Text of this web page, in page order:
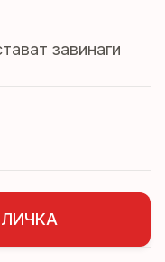
завинаги